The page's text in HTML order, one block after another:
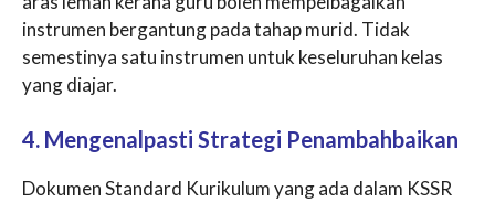
instrumen bergantung pada tahap murid. Tidak
semestinya satu instrumen untuk keseluruhan kelas
yang diajar.
4. Mengenalpasti Strategi Penambahbaikan
Dokumen Standard Kurikulum yang ada dalam KSSR